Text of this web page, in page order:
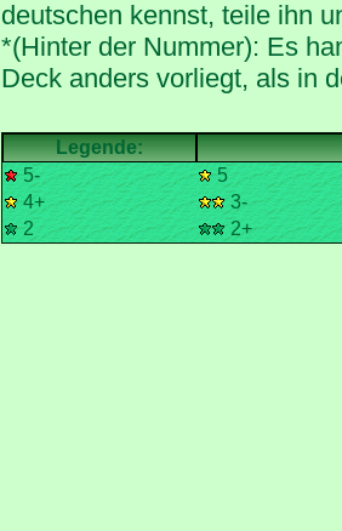
*(Hinter der Nummer): Es
5-
5
4+
3-
2
2+